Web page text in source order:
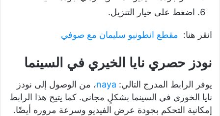
اضغط على خيار التنزيل.
انقر هنا: مقطع انطونيو سليمان مع صوفي
نودز حصري نايا الخيري في السينما
يوفر الرابط المدرج التالي: naya، من الوصول إلى نودز
نايا الخوري في السينما بشكلٍ مجاني. كما يتيح هذا الرابط
إمكانية التحكم بجودة عرض الفيديو وسرعة مروره أيضًا.